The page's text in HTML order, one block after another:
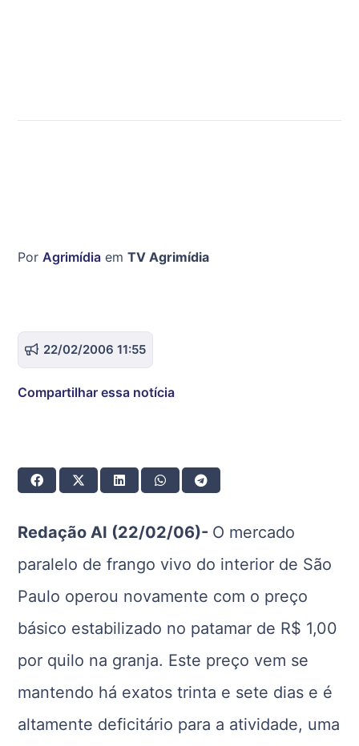
Por Agrimídia em TV Agrimídia
22/02/2006 11:55
Compartilhar essa notícia
Redação AI (22/02/06)- O mercado
paralelo de frango vivo do interior de São
Paulo operou novamente com o preço
básico estabilizado no patamar de R$ 1,00
por quilo na granja. Este preço vem se
mantendo há exatos trinta e sete dias e é
altamente deficitário para a atividade, uma